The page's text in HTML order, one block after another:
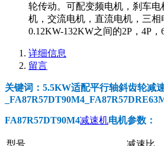
轮传动。可配变频电机，刹车
机，交流电机，直流电机，三相
0.12KW-132KW之间的2P，4P，
详细信息
留言
关键词：5.5KW适配平行轴斜齿轮减
FA87R57DT90M4减速机电机参数 ：
型号 减速比